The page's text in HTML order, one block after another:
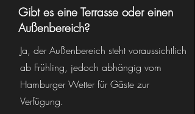
Gibt es eine Terrasse oder einen
Außenbereich?
Ja, der Außenbereich steht voraussichtlich
ab Frühling, jedoch abhängig vom
Hamburger Wetter für Gäste zur
Verfügung.